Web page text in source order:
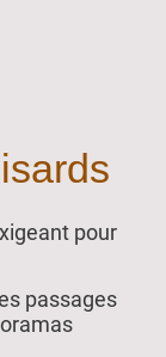
pour
passages